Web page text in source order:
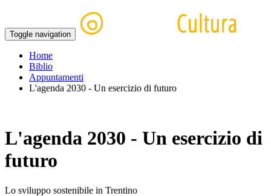
Toggle navigation
Home
Biblio
Appuntamenti
L'agenda 2030 - Un esercizio di futuro
L'agenda 2030 - Un esercizio di
futuro
Lo sviluppo sostenibile in Trentino